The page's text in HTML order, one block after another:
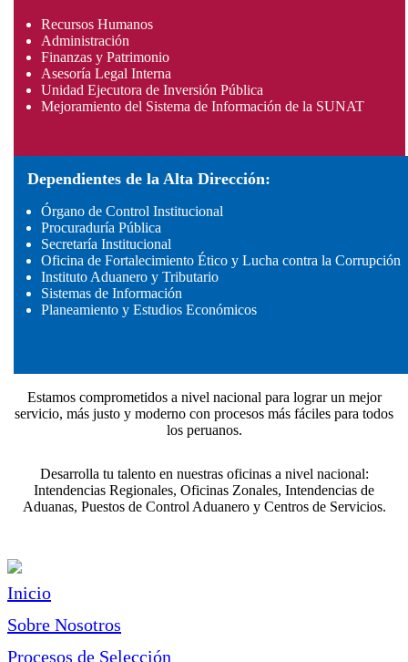
Recursos Humanos
Administración
Finanzas y Patrimonio
Asesoría Legal Interna
Unidad Ejecutora de Inversión Pública
Mejoramiento del Sistema de Información de la SUNAT
Dependientes de la Alta Dirección:
Órgano de Control Institucional
Procuraduría Pública
Secretaría Institucional
Oficina de Fortalecimiento Ético y Lucha contra la Corrupción
Instituto Aduanero y Tributario
Sistemas de Información
Planeamiento y Estudios Económicos
Estamos comprometidos a nivel nacional para lograr un mejor
servicio, más justo y moderno con procesos más fáciles para todos
los peruanos.
Desarrolla tu talento en nuestras oficinas a nivel nacional:
Intendencias Regionales, Oficinas Zonales, Intendencias de
Aduanas, Puestos de Control Aduanero y Centros de Servicios.
Inicio
Sobre Nosotros
Procesos de Selección